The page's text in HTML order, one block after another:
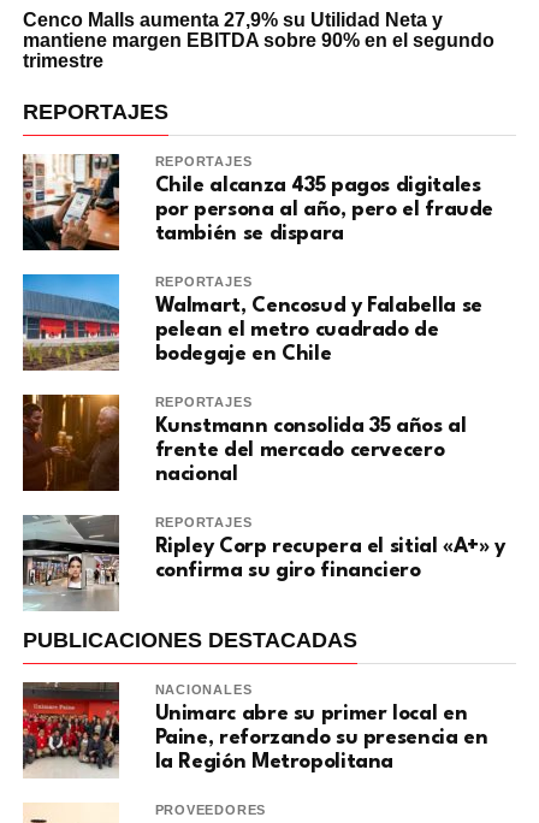
Cenco Malls aumenta 27,9% su Utilidad Neta y
mantiene margen EBITDA sobre 90% en el segundo
trimestre
REPORTAJES
REPORTAJES
Chile alcanza 435 pagos digitales
por persona al año, pero el fraude
también se dispara
REPORTAJES
Walmart, Cencosud y Falabella se
pelean el metro cuadrado de
bodegaje en Chile
REPORTAJES
Kunstmann consolida 35 años al
frente del mercado cervecero
nacional
REPORTAJES
Ripley Corp recupera el sitial «A+» y
confirma su giro financiero
PUBLICACIONES DESTACADAS
NACIONALES
Unimarc abre su primer local en
Paine, reforzando su presencia en
la Región Metropolitana
PROVEEDORES